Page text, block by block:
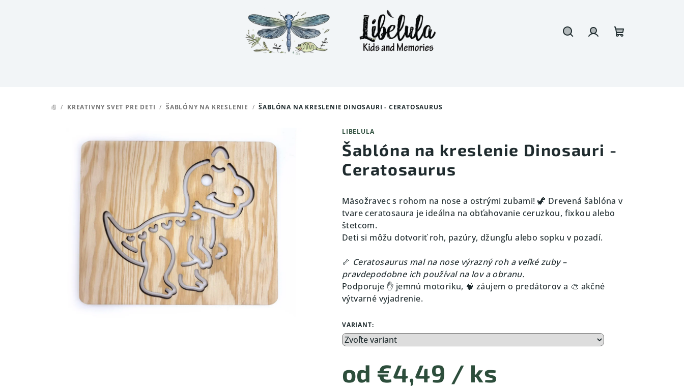
DOMOV
/ KREATIVNY SVET PRE DETI / ŠABLÓNY NA KRESLENIE / ŠABLÓNA NA KRESLENIE DINOSAURI - CERATOSAURUS
LIBELULA
Šablóna na kreslenie Dinosauri -
Ceratosaurus
Mäsožravec s rohom na nose a ostrými zubami! 🦖 Drevená šablóna v
tvare ceratosaura je ideálna na obťahovanie ceruzkou, fixkou alebo
štetcom.
Deti si môžu dotvoriť roh, pazúry, džungľu alebo sopku v pozadí.
🦴 Ceratosaurus mal na nose výrazný roh a veľké zuby –
pravdepodobne ich používal na lov a obranu.
Podporuje ✋ jemnú motoriku, 🧠 záujem o predátorov a 🎨 akčné
výtvarné vyjadrenie.
VARIANT:
od €4,49 / ks